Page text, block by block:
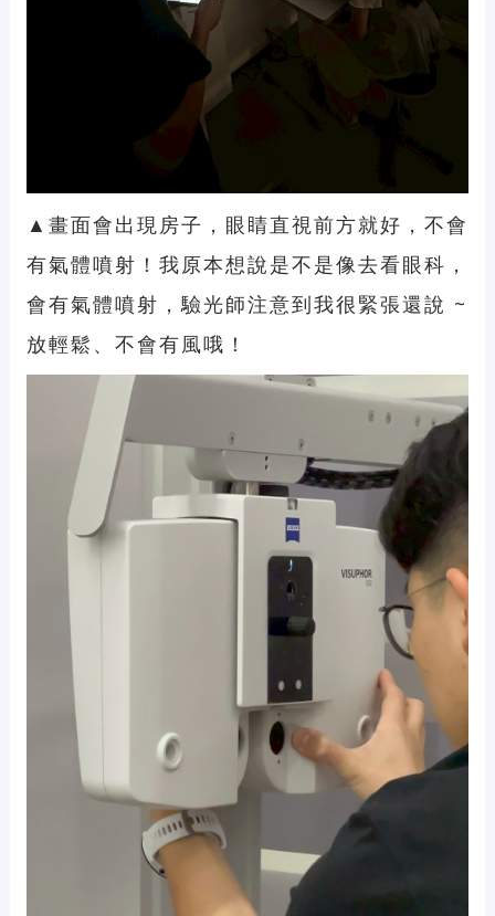
▲畫面會出現房子，眼睛直視前方就好，不會
有氣體噴射！我原本想說是不是像去看眼科，
會有氣體噴射，驗光師注意到我很緊張還說 ~
放輕鬆、不會有風哦！